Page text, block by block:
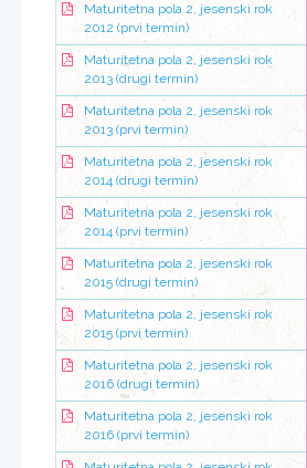
Maturitetna pola 2, jesenski rok
2012 (prvi termin)
Maturitetna pola 2, jesenski rok
2013 (drugi termin)
Maturitetna pola 2, jesenski rok
2013 (prvi termin)
Maturitetna pola 2, jesenski rok
2014 (drugi termin)
Maturitetna pola 2, jesenski rok
2014 (prvi termin)
Maturitetna pola 2, jesenski rok
2015 (drugi termin)
Maturitetna pola 2, jesenski rok
2015 (prvi termin)
Maturitetna pola 2, jesenski rok
2016 (drugi termin)
Maturitetna pola 2, jesenski rok
2016 (prvi termin)